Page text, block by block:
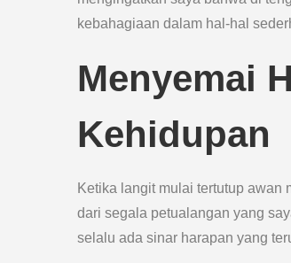
kebahagiaan dalam hal-hal
Menyemai
Kehidupan
Ketika langit mulai tertutup awan
dari segala petualangan yang
selalu ada sinar harapan yang